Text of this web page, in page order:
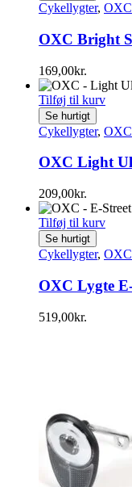
Cykellygter, OXC
OXC Bright
169,00kr.
Tilføj til kurv
Se hurtigt
Cykellygter, OXC
OXC Light
209,00kr.
Tilføj til kurv
Se hurtigt
Cykellygter, OXC
OXC Lygte
519,00kr.